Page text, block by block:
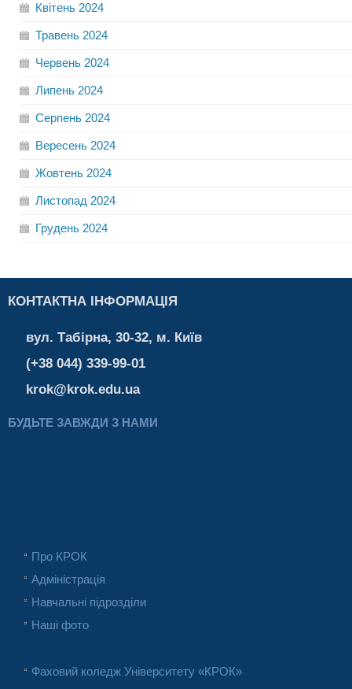
Квітень 2024
Травень 2024
Червень 2024
Липень 2024
Серпень 2024
Вересень 2024
Жовтень 2024
Листопад 2024
Грудень 2024
КОНТАКТНА ІНФОРМАЦІЯ
вул. Табірна, 30-32, м. Київ
(+38 044) 339-99-01
krok@krok.edu.ua
БУДЬТЕ ЗАВЖДИ З НАМИ
Про КРОК
Адміністрація
Навчальні підрозділи
Наші фото
Фаховий коледж Університету «КРОК»